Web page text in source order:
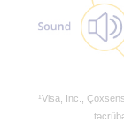
¹Visa, Inc.,